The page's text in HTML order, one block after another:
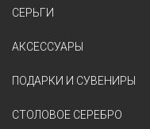
СЕРЬГИ
АКСЕССУАРЫ
ПОДАРКИ И СУВЕНИРЫ
СТОЛОВОЕ СЕРЕБРО